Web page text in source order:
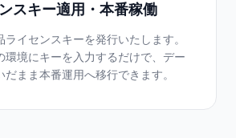
スキー適用・本番稼働
ライセンスキーを発行いたします。
環境にキーを入力するだけで、デー
だまま本番運用へ移行できます。